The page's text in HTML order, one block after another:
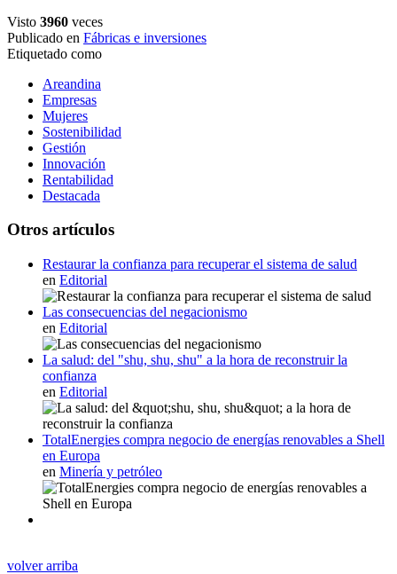
Visto 3960 veces
Publicado en Fábricas e inversiones
Etiquetado como
Areandina
Empresas
Mujeres
Sostenibilidad
Gestión
Innovación
Rentabilidad
Destacada
Otros artículos
Restaurar la confianza para recuperar el sistema de salud
en Editorial
Las consecuencias del negacionismo
en Editorial
La salud: del "shu, shu, shu" a la hora de reconstruir la
confianza
en Editorial
TotalEnergies compra negocio de energías renovables a Shell
en Europa
en Minería y petróleo
volver arriba